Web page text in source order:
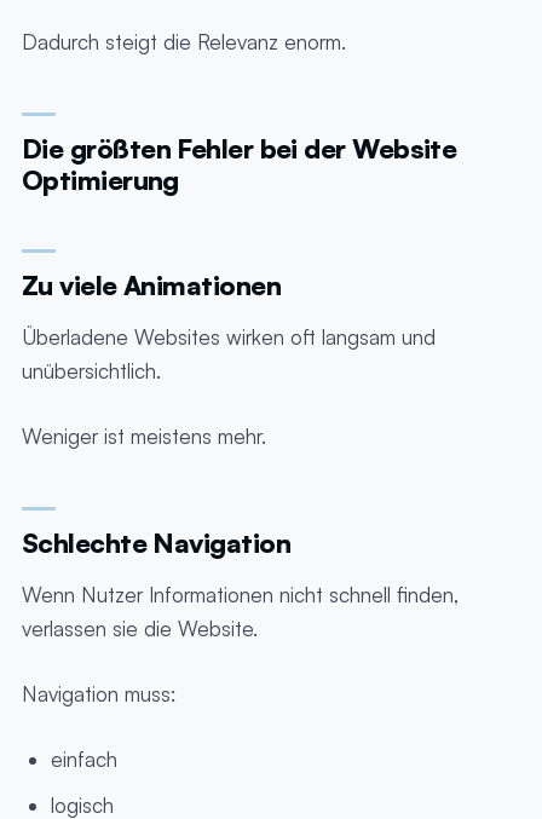
Dadurch steigt die Relevanz enorm.
Die größten Fehler bei der Website
Optimierung
Zu viele Animationen
Überladene Websites wirken oft langsam und
unübersichtlich.
Weniger ist meistens mehr.
Schlechte Navigation
Wenn Nutzer Informationen nicht schnell finden,
verlassen sie die Website.
Navigation muss:
einfach
logisch